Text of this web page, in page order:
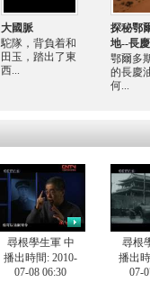
大國脈
駝隊，背負着和
田玉，踏出了東
西...
探秘鄂
地--長
鄂爾多
的長慶
何...
尋根學生軍 中
播出時間: 2010-
07-08 06:30
尋根
播出
07-